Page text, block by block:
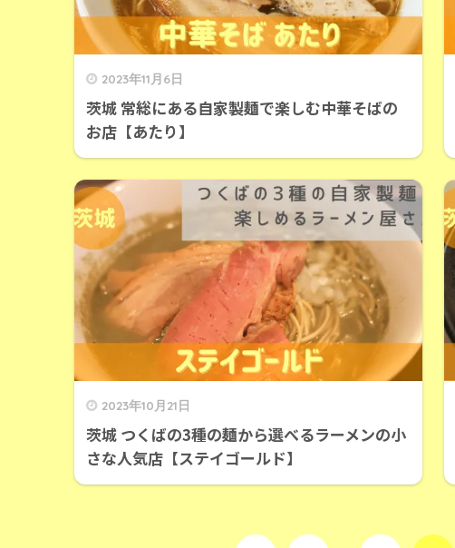
2023年11月6日
茨城 常総にある自家製麺で楽しむ中華そばの
お店【あたり】
2023年10月21日
茨城 つくばの3種の麺から選べるラーメンの小
さな人気店【ステイゴールド】